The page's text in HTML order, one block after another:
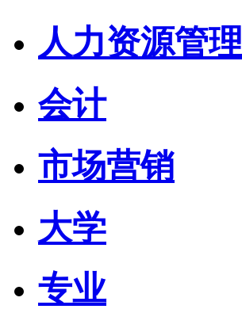
人力资源管理
会计
市场营销
大学
专业